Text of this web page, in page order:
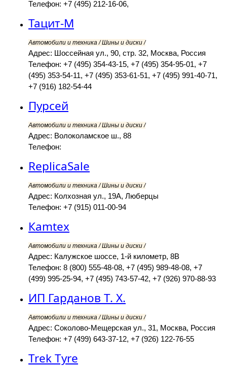
Телефон: +7 (495) 212-16-06,
Тацит-М
Автомобили и техника / Шины и диски /
Адрес: Шоссейная ул., 90, стр. 32, Москва, Россия
Телефон: +7 (495) 354-43-15, +7 (495) 354-95-01, +7
(495) 353-54-11, +7 (495) 353-61-51, +7 (495) 991-40-71,
+7 (916) 182-54-44
Пурсей
Автомобили и техника / Шины и диски /
Адрес: Волоколамское ш., 88
Телефон:
ReplicaSale
Автомобили и техника / Шины и диски /
Адрес: Колхозная ул., 19А, Люберцы
Телефон: +7 (915) 011-00-94
Кamtex
Автомобили и техника / Шины и диски /
Адрес: Калужское шоссе, 1-й километр, 8В
Телефон: 8 (800) 555-48-08, +7 (495) 989-48-08, +7
(499) 995-25-94, +7 (495) 743-57-42, +7 (926) 970-88-93
ИП Гарданов Т. Х.
Автомобили и техника / Шины и диски /
Адрес: Соколово-Мещерская ул., 31, Москва, Россия
Телефон: +7 (499) 643-37-12, +7 (926) 122-76-55
Trek Tyre